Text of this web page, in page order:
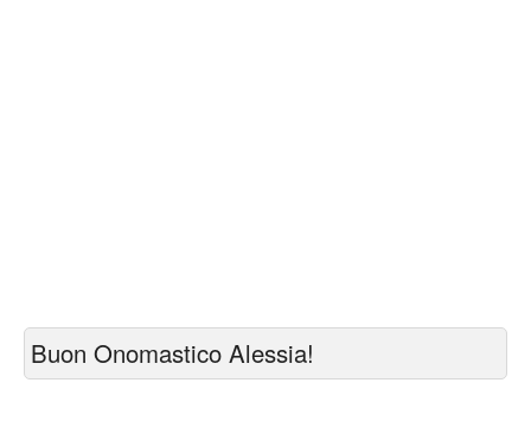
Buon Onomastico Alessia!